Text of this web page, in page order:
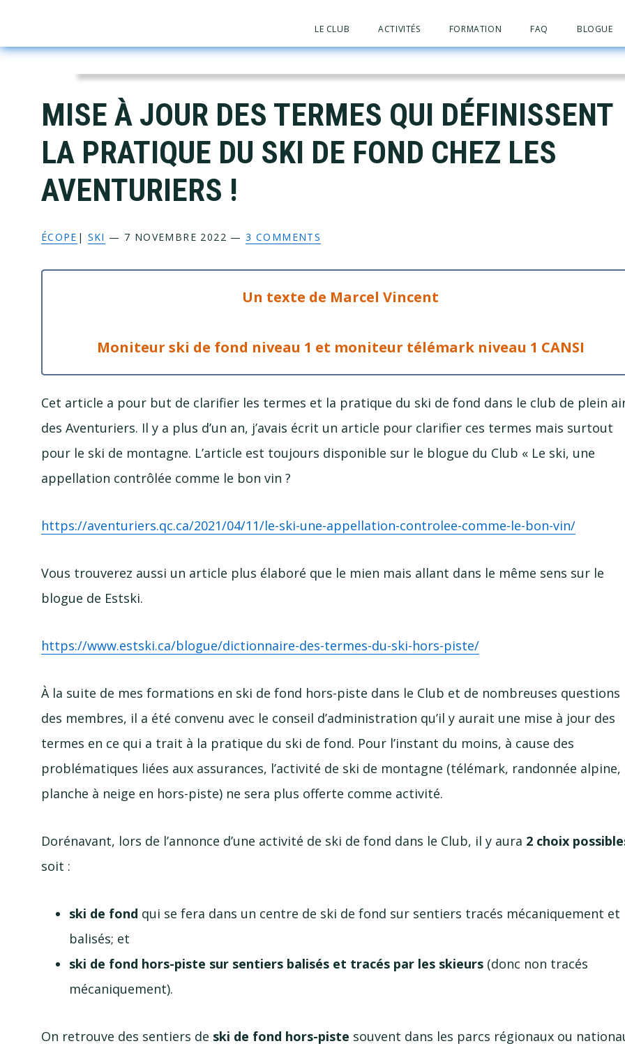
primary
main
primary
footer
LE CLUB ACTIVITÉS FORMATION FAQ BLOGUE
MISE À JOUR DES TERMES QUI DÉFINISSENT
LA PRATIQUE DU SKI DE FOND CHEZ LES
AVENTURIERS !
ÉCOPE | SKI — 7 NOVEMBRE 2022 —3 COMMENTS
Un texte de Marcel Vincent
Moniteur ski de fond niveau 1 et moniteur télémark niveau 1 CANSI
Cet article a pour but de clarifier les termes et la pratique du ski de fond dans le club de plein
des Aventuriers. Il y a plus d’un an, j’avais écrit un article pour clarifier ces termes mais surtout
pour le ski de montagne. L’article est toujours disponible sur le blogue du Club « Le ski, une
appellation contrôlée comme le bon vin ?
https://aventuriers.qc.ca/2021/04/11/le-ski-une-appellation-controlee-comme-le-bon-vin/
Vous trouverez aussi un article plus élaboré que le mien mais allant dans le même sens sur le
blogue de Estski.
https://www.estski.ca/blogue/dictionnaire-des-termes-du-ski-hors-piste/
À la suite de mes formations en ski de fond hors-piste dans le Club et de nombreuses questions
des membres, il a été convenu avec le conseil d’administration qu’il y aurait une mise à jour des
termes en ce qui a trait à la pratique du ski de fond. Pour l’instant du moins, à cause des
problématiques liées aux assurances, l’activité de ski de montagne (télémark, randonnée alpine,
planche à neige en hors-piste) ne sera plus offerte comme activité.
Dorénavant, lors de l’annonce d’une activité de ski de fond dans le Club, il y aura 2 choix
soit :
ski de fond qui se fera dans un centre de ski de fond sur sentiers tracés mécaniquement et
balisés; et
ski de fond hors-piste sur sentiers balisés et tracés par les skieurs (donc non tracés
mécaniquement).
On retrouve des sentiers de ski de fond hors-piste souvent dans les parcs régionaux ou